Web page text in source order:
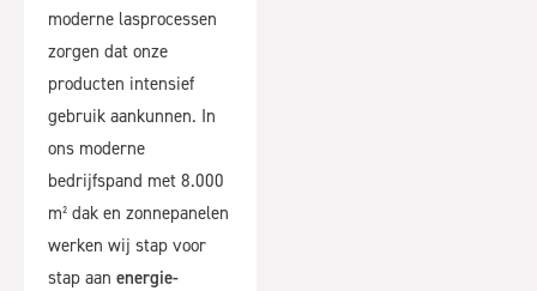
moderne lasprocessen
zorgen dat onze
producten intensief
gebruik aankunnen. In
ons moderne
bedrijfspand met 8.000
m² dak en zonnepanelen
werken wij stap voor
stap aan energie-